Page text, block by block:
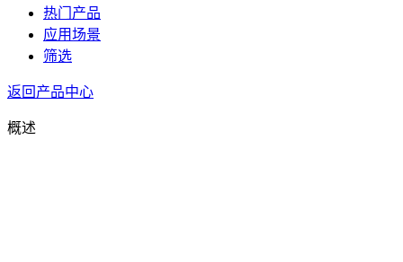
热门产品
应用场景
筛选
返回产品中心
概述